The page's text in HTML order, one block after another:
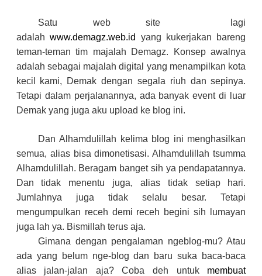
Satu web site lagi
adalahwww.demagz.web.id
yang kukerjakan bareng
teman-teman tim majalah Demagz. Konsep awalnya
adalah sebagai majalah digital yang menampilkan kota
kecil kami, Demak dengan segala riuh dan sepinya.
Tetapi dalam perjalanannya, ada banyak event di luar
Demak yang juga aku upload ke blog ini.
Dan Alhamdulillah kelima blog ini menghasilkan
semua, alias bisa dimonetisasi. Alhamdulillah tsumma
Alhamdulillah. Beragam banget sih ya pendapatannya.
Dan tidak menentu juga, alias tidak setiap hari.
Jumlahnya juga tidak selalu besar. Tetapi
mengumpulkan receh demi receh begini sih lumayan
juga lah ya. Bismillah terus aja.
Gimana dengan pengalaman ngeblog-mu? Atau
ada yang belum nge-blog dan baru suka baca-baca
alias jalan-jalan aja? Coba deh untuk membuat